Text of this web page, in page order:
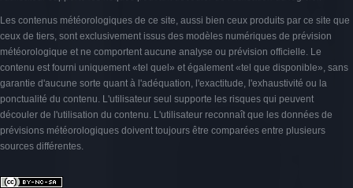
Les contenus météorologiques de ce site, aussi bien ceux produits par ce site que
ceux de tiers, sont exclusivement issus des modèles numériques de prévision
météorologique et ne comportent aucune analyse ou prévision officielle. Le
contenu est fourni uniquement «tel quel» et également «tel que disponible», sans
garantie d'aucune sorte quant à l'adéquation, l'exactitude, l'exhaustivité ou la
ponctualité du contenu. L'utilisateur seul supporte les risques qui peuvent
découler de l'utilisation du contenu. L'utilisateur reconnaît que les données de
prévisions météorologiques doivent toujours être comparées entre plusieurs
sources différentes.